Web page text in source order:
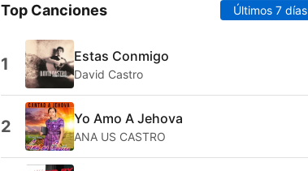
Top Canciones Últimos 7 días
1 Estas Conmigo
David Castro
2 Yo Amo A Jehova
ANA US CASTRO